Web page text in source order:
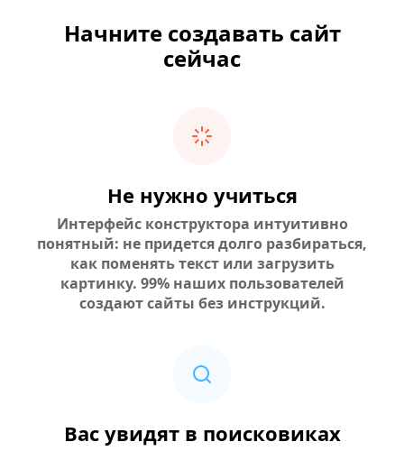
Начните создавать сайт
сейчас
Не нужно учиться
Интерфейс конструктора интуитивно
понятный: не придется долго разбираться,
как поменять текст или загрузить
картинку. 99% наших пользователей
создают сайты без инструкций.
Вас увидят в поисковиках